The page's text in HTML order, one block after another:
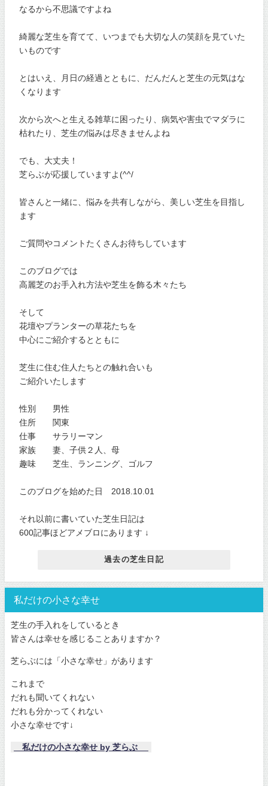
なるから不思議ですよね
綺麗な芝生を育てて、いつまでも大切な人の笑顔を見ていた
いものです
とはいえ、月日の経過とともに、だんだんと芝生の元気はな
くなります
次から次へと生える雑草に困ったり、病気や害虫でマダラに
枯れたり、芝生の悩みは尽きませんよね
でも、大丈夫！
芝らぶが応援していますよ(^^/
皆さんと一緒に、悩みを共有しながら、美しい芝生を目指し
ます
ご質問やコメントたくさんお待ちしています
このブログでは
高麗芝のお手入れ方法や芝生を飾る木々たち
そして
花壇やプランターの草花たちを
中心にご紹介するとともに
芝生に住む住人たちとの触れ合いも
ご紹介いたします
性別 男性
住所 関東
仕事 サラリーマン
家族 妻、子供２人、母
趣味 芝生、ランニング、ゴルフ
このブログを始めた日 2018.10.01
それ以前に書いていた芝生日記は
600記事ほどアメブロにあります ↓
過去の芝生日記
私だけの小さな幸せ
芝生の手入れをしているとき
皆さんは幸せを感じることありますか？
芝らぶには「小さな幸せ」があります
これまで
だれも聞いてくれない
だれも分かってくれない
小さな幸せです↓
私だけの小さな幸せ by 芝らぶ